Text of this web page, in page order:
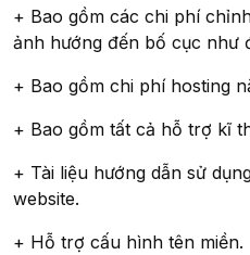
+ Bao gồm các chi phí
ảnh hướng đến bố cục như
+ Bao gồm chi phí hosting
+ Bao gồm tất cả hỗ trợ kĩ
+ Tài liệu hướng dẫn sử
website.
+ Hỗ trợ cấu hình tên miền.